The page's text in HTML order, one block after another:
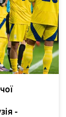
-